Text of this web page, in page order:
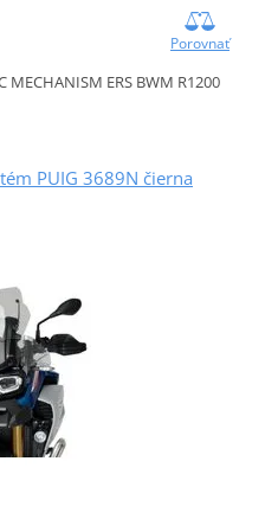
Porovnať
MECHANISM ERS BWM R1200
PUIG 3689N čierna